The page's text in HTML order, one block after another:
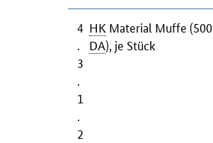
4
.
3
.
1
.
2
HK Material Muffe (500
DA), je Stück